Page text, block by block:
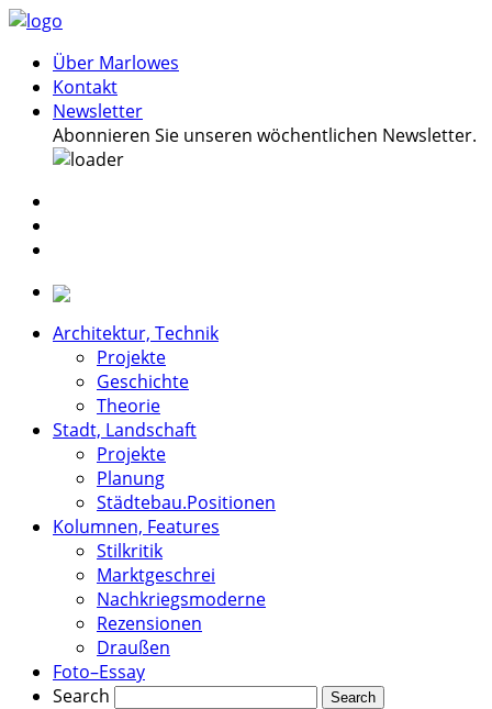
Über Marlowes
Kontakt
Newsletter
Abonnieren Sie unseren wöchentlichen Newsletter.
Architektur, Technik
Projekte
Geschichte
Theorie
Stadt, Landschaft
Projekte
Planung
Städtebau.Positionen
Kolumnen, Features
Stilkritik
Marktgeschrei
Nachkriegsmoderne
Rezensionen
Draußen
Foto–Essay
Search